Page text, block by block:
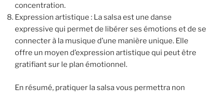
concentration.
Expression artistique : La salsa est une danse
expressive qui permet de libérer ses émotions et de se
connecter à la musique d’une manière unique. Elle
offre un moyen d’expression artistique qui peut être
gratifiant sur le plan émotionnel.
En résumé, pratiquer la salsa vous permettra non